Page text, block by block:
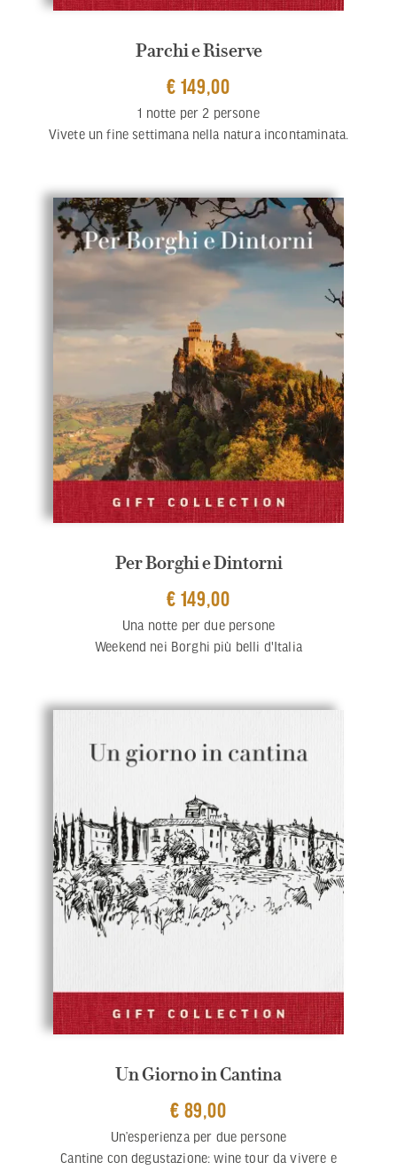
Parchi e Riserve
€ 149,00
1 notte per 2 persone
Vivete un fine settimana nella natura incontaminata.
Per Borghi e Dintorni
€ 149,00
Una notte per due persone
Weekend nei Borghi più belli d'Italia
Un Giorno in Cantina
€ 89,00
Un’esperienza per due persone
Cantine con degustazione: wine tour da vivere e